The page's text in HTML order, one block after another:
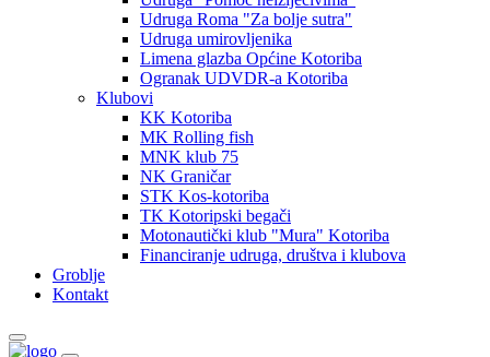
Udruga Roma "Za bolje sutra"
Udruga umirovljenika
Limena glazba Općine Kotoriba
Ogranak UDVDR-a Kotoriba
Klubovi
KK Kotoriba
MK Rolling fish
MNK klub 75
NK Graničar
STK Kos-kotoriba
TK Kotoripski begači
Motonautički klub "Mura" Kotoriba
Financiranje udruga, društva i klubova
Groblje
Kontakt